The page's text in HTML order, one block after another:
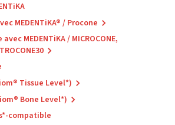
MEDENTiKA® / Procone
MEDENTiKA / MICROCONE,
Tissue Level*)
Bone Level*)
compatible